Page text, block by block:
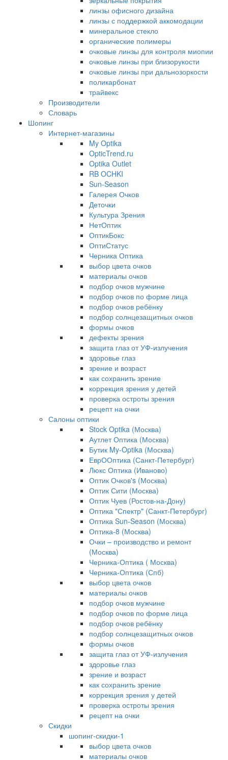
линзы офисного дизайна
линзы с поддержкой аккомодации
минеральное стекло
органические полимеры
очковые линзы для контроля миопии
очковые линзы при близорукости
очковые линзы при дальнозоркости
поликарбонат
трайвекс
Производители
Словарь
Шопинг
Интернет-магазины
My Optika
OpticTrend.ru
Optika Outlet
RB OCHKI
Sun-Season
Галерея Очков
Деточки
Культура Зрения
НетОптик
ОптикБокс
ОптиСтатус
Черника Оптика
выбор цвета очков
материалы очков
подбор очков мужчине
подбор очков по форме лица
подбор очков ребёнку
подбор солнцезащитных очков
формы очков
дефекты зрения
защита глаз от УФ-излучения
здоровье глаз
зрение и возраст
как сохранить зрение
коррекция зрения у детей
проверка остроты зрения
рецепт на очки
Салоны оптики
Stock Optika (Москва)
Аутлет Оптика (Москва)
Бутик My-Optika (Москва)
ЕврООптика (Санкт-Петербург)
Люкс Оптика (Иваново)
Оптик Очков's (Москва)
Оптик Сити (Москва)
Оптик Чуев (Ростов-на-Дону)
Оптика "Спектр" (Санкт-Петербург)
Оптика Sun-Season (Москва)
Оптика-8 (Москва)
Очки – производство и ремонт
(Москва)
Черника-Оптика ( Москва)
Черника-Оптика (Спб)
выбор цвета очков
материалы очков
подбор очков мужчине
подбор очков по форме лица
подбор очков ребёнку
подбор солнцезащитных очков
формы очков
защита глаз от УФ-излучения
здоровье глаз
зрение и возраст
как сохранить зрение
коррекция зрения у детей
проверка остроты зрения
рецепт на очки
Скидки
шопинг-скидки-1
выбор цвета очков
материалы очков